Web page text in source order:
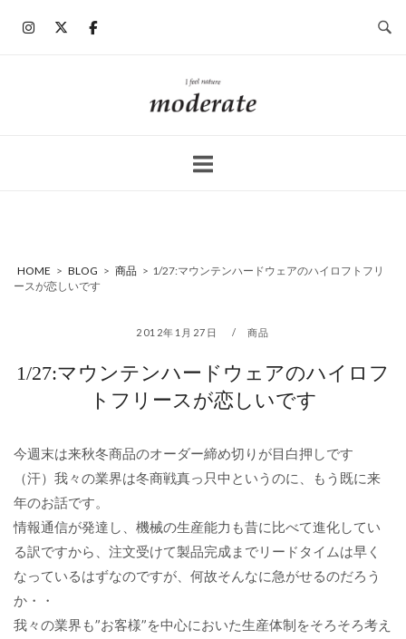
ホ
ー
HOME > BLOG > 商品 > 1/27:マウンテンハードウェアのハイロフトフリ
ースが恋しいです
2012年1月27日 商品
1/27:マウンテンハードウェアのハイロフ
トフリースが恋しいです
今週末は来秋冬商品のオーダー締め切りが目白押しです
（汗）我々の業界は冬商戦真っ只中というのに、もう既に来
年のお話です。
情報通信が発達し、機械の生産能力も昔に比べて進化してい
る訳ですから、注文受けて製品完成までリードタイムは早く
なっているはずなのですが、何故そんなに急がせるのだろう
か・・
我々の業界も”お客様”を中心においた生産体制をそろそろ考え